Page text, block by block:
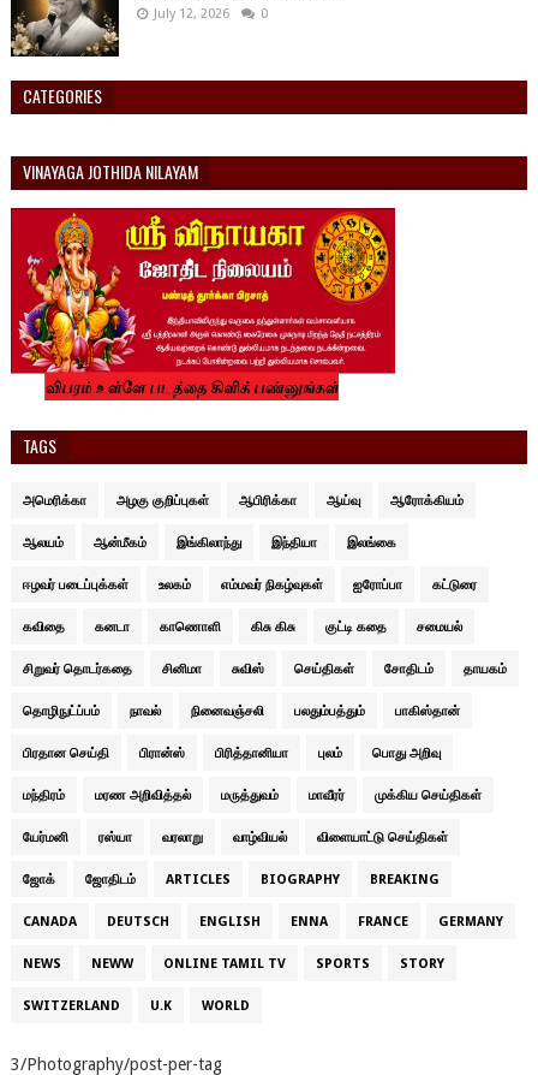
July 12, 2026 0
CATEGORIES
VINAYAGA JOTHIDA NILAYAM
TAGS
அமெரிக்கா அழகு குறிப்புகள் ஆபிரிக்கா ஆய்வு ஆரோக்கியம்
ஆலயம் ஆன்மீகம் இங்கிலாந்து இந்தியா இலங்கை
ஈழவர் படைப்புக்கள் உலகம் எம்மவர் நிகழ்வுகள் ஐரோப்பா கட்டுரை
கவிதை கனடா காணொளி கிசு கிசு குட்டி கதை சமையல்
சிறுவர் தொடர்கதை சினிமா சுவிஸ் செய்திகள் சோதிடம் தாயகம்
தொழிநுட்ப்பம் நாவல் நினைவஞ்சலி பலதும்பத்தும் பாகிஸ்தான்
பிரதான செய்தி பிரான்ஸ் பிரித்தானியா புலம் பொது அறிவு
மந்திரம் மரண அறிவித்தல் மருத்துவம் மாவீரர் முக்கிய செய்திகள்
யேர்மனி ரஸ்யா வரலாறு வாழ்வியல் விளையாட்டு செய்திகள்
ஜோக் ஜோதிடம் ARTICLES BIOGRAPHY BREAKING
CANADA DEUTSCH ENGLISH ENNA FRANCE GERMANY
NEWS NEWW ONLINE TAMIL TV SPORTS STORY
SWITZERLAND U.K WORLD
3/Photography/post-per-tag